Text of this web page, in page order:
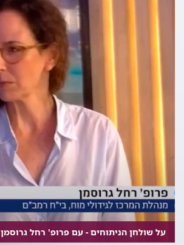
על שולחן הניתוחים - עם פרופ' רחל גרוסמן